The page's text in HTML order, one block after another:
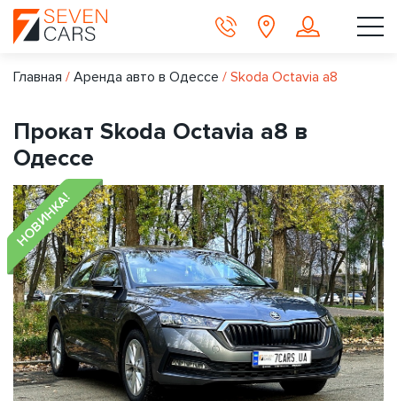
Главная / Аренда авто в Одессе / Skoda Octavia a8
Прокат Skoda Octavia a8 в
Одессе
НОВИНКА!